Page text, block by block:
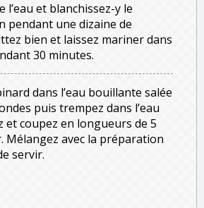
l’eau et blanchissez-y le
pendant une dizaine de
bien et laissez mariner dans
30 minutes.
dans l’eau bouillante salée
puis trempez dans l’eau
et coupez en longueurs de 5
Mélangez avec la préparation
servir.